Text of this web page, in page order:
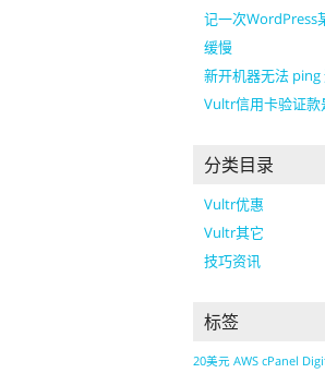
记一次WordPress
缓慢
新开机器无法 ping
Vultr信用卡验证款
分类目录
Vultr优惠
Vultr其它
技巧资讯
标签
20美元 AWS cPanel